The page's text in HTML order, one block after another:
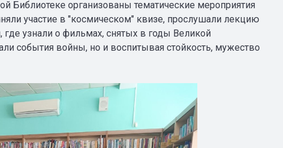
Библиотеке организованы тематические мероприятия
участие в "космическом" квизе, прослушали лекцию
узнали о фильмах, снятых в годы Великой
события войны, но и воспитывая стойкость, мужество